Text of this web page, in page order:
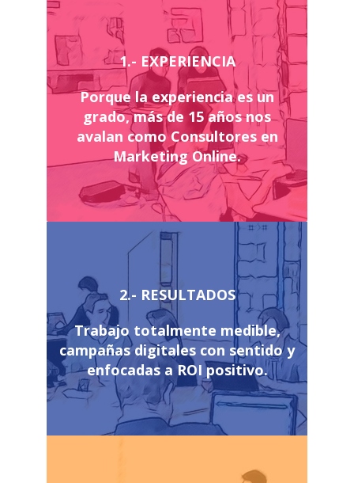
1.- EXPERIENCIA
Porque la experiencia es un
grado, más de 15 años nos
avalan como Consultores en
Marketing Online.
2.- RESULTADOS
Trabajo totalmente medible,
campañas digitales con sentido y
enfocadas a ROI positivo.